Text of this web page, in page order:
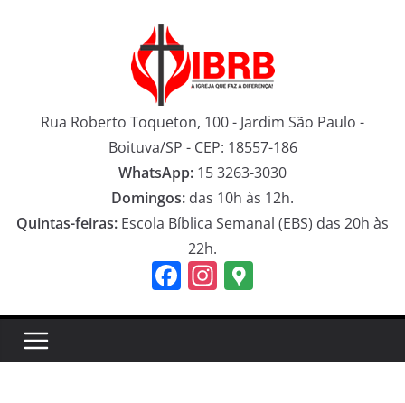
Rua Roberto Toqueton, 100 - Jardim São Paulo -
Boituva/SP - CEP: 18557-186
WhatsApp: 15 3263-3030
Domingos: das 10h às 12h.
Quintas-feiras: Escola Bíblica Semanal (EBS) das 20h às
22h.
F
e
In
gr gl